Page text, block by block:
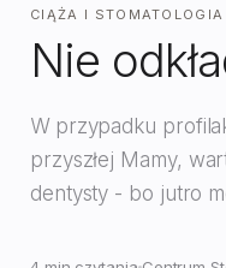
CIĄŻA I STOMATOLOGIA
Nie
W przypadku
przyszłej Mamy,
dentysty - bo jutro